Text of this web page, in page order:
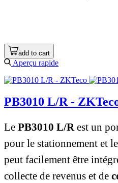
add to cart
Aperçu rapide
PB3010 L/R -
Le PB3010 L/Rest un
pour le stationnement et
peut facilement être
collecte de revenus et de